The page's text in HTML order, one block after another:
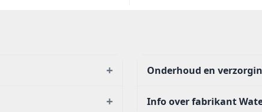
+
+
Onderhoud en
Info over fabrikant